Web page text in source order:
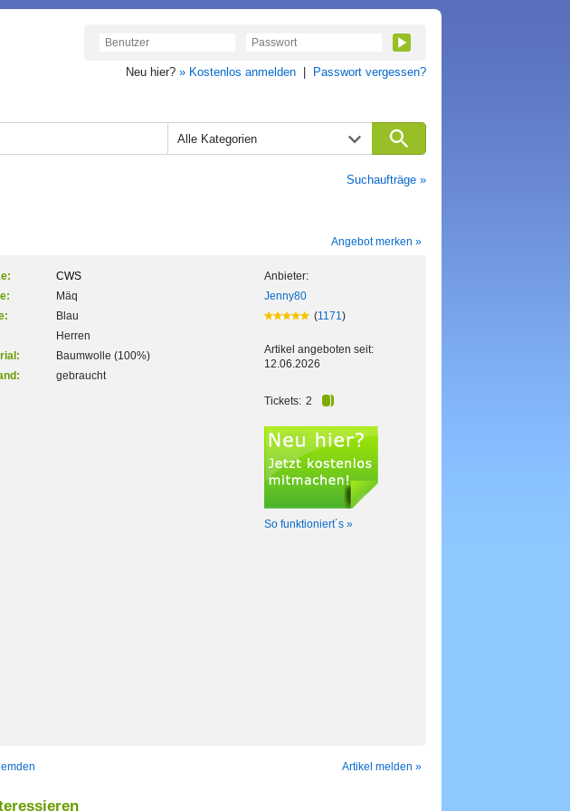
Neu hier? » Kostenlos anmelden Passwort vergessen?
Alle Kategorien
Suchaufträge »
Angebot merken »
CWS
Mäq
Blau
Herren
Baumwolle (100%)
gebraucht
Anbieter:
Jenny80
(1171)
Artikel angeboten seit:
12.06.2026
Tickets: 2
So funktioniert´s »
Artikel melden »